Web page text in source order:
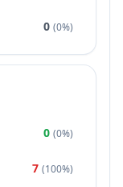
0 (0%)
0 (0%)
7 (100%)